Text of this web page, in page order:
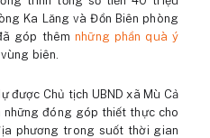
Ka Lăng và Đồn Biên phòng
góp thêmnhững phần quà ý
biên.
được Chủ tịch UBND xã Mù Cả
đóng góp thiết thực cho
phương trong suốt thời gian